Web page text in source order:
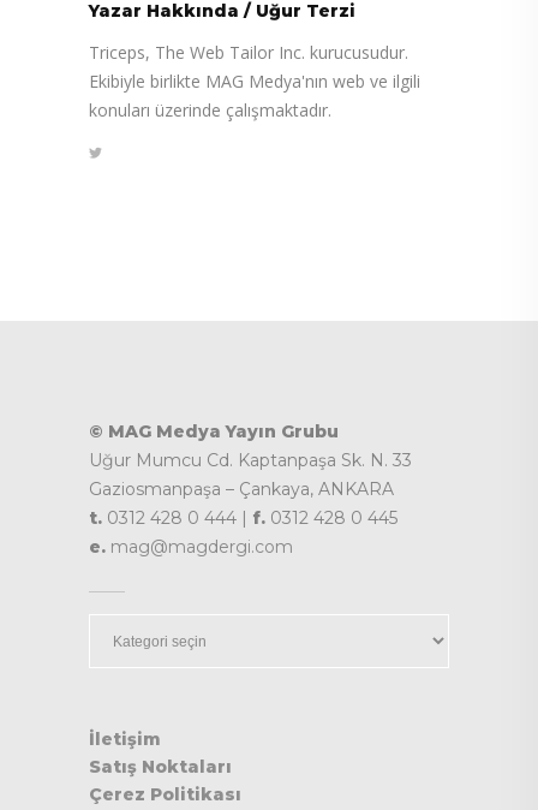
Yazar Hakkında / Uğur Terzi
Triceps, The Web Tailor Inc. kurucusudur.
Ekibiyle birlikte MAG Medya'nın web ve ilgili
konuları üzerinde çalışmaktadır.
© MAG Medya Yayın Grubu
Uğur Mumcu Cd. Kaptanpaşa Sk. N. 33
Gaziosmanpaşa – Çankaya, ANKARA
t. 0312 428 0 444 | f. 0312 428 0 445
e. mag@magdergi.com
İletişim
Satış Noktaları
Çerez Politikası